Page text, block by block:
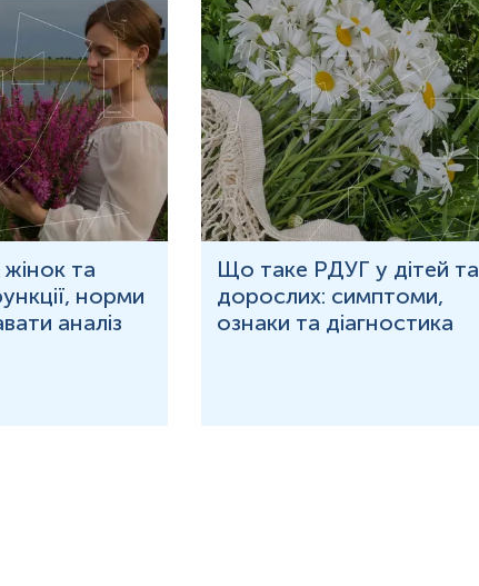
та
норми
аналіз
Що таке РДУГ у дітей та
дорослих: симптоми,
ознаки та діагностика